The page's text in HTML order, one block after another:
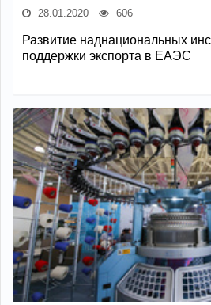
28.01.2020 606
Развитие наднациональных
поддержки экспорта в ЕАЭС